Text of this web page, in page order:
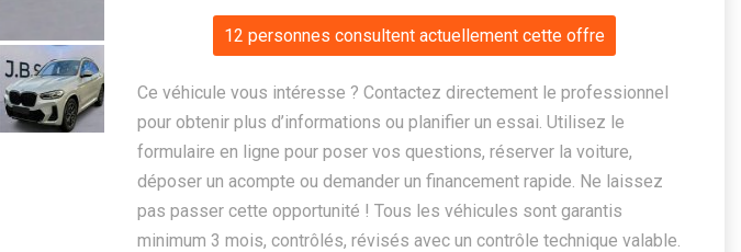
12 personnes consultent actuellement cette offre
Ce véhicule vous intéresse ? Contactez directement le professionnel
pour obtenir plus d’informations ou planifier un essai. Utilisez le
formulaire en ligne pour poser vos questions, réserver la voiture,
déposer un acompte ou demander un financement rapide. Ne laissez
pas passer cette opportunité ! Tous les véhicules sont garantis
minimum 3 mois, contrôlés, révisés avec un contrôle technique valable.